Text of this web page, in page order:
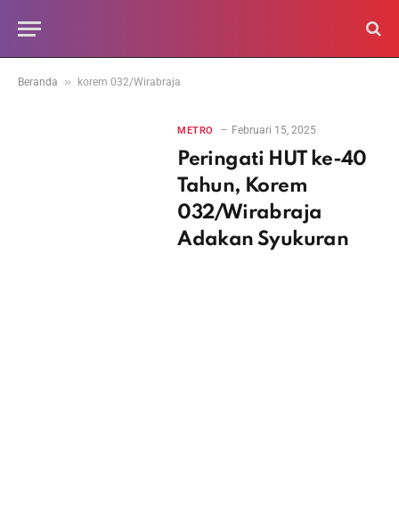
Beranda » korem 032/Wirabraja
METRO Februari 15, 2025
Peringati HUT ke-40
Tahun, Korem
032/Wirabraja
Adakan Syukuran